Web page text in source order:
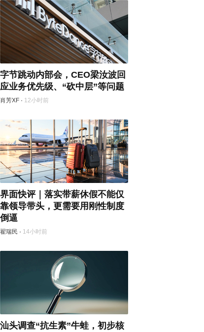
字节跳动内部会，CEO梁汝波回
应业务优先级、“砍中层”等问题
肖芳XF · 12小时前
界面快评｜落实带薪休假不能仅
靠领导带头，更需要用刚性制度
倒逼
翟瑞民 · 14小时前
汕头调查“抗生素”牛蛙，初步核